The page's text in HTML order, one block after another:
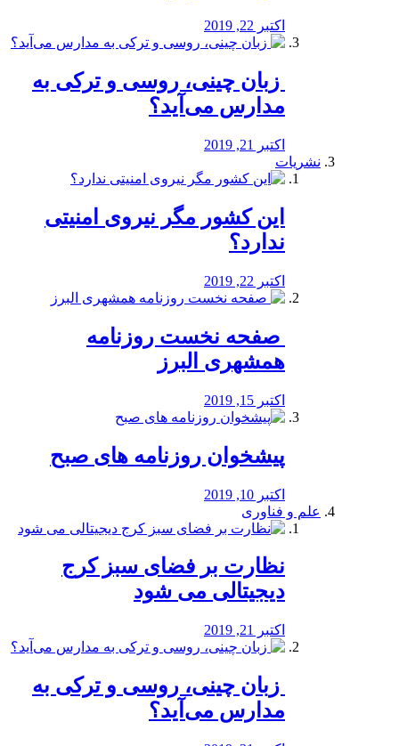
اکتبر 22, 2019
️ زبان چینی، روسی و ترکی به
مدارس می‌آید؟
اکتبر 21, 2019
نشریات
این کشور مگر نیروی امنیتی
ندارد؟
اکتبر 22, 2019
️ صفحه نخست روزنامه‌
همشهری البرز
اکتبر 15, 2019
پیشخوان روزنامه های صبح
اکتبر 10, 2019
علم و فناوری
نظارت بر فضای سبز کرج
دیجیتالی می شود
اکتبر 21, 2019
️ زبان چینی، روسی و ترکی به
مدارس می‌آید؟